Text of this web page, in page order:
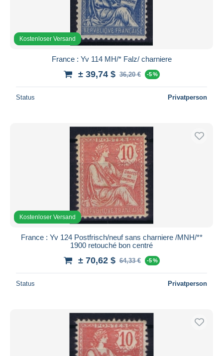
Kostenloser Versand
France : Yv 114 MH/* Falz/ charniere
± 39,74 $ 36,20 € -5 %
Status Privatperson
Kostenloser Versand
France : Yv 124 Postfrisch/neuf sans charniere /MNH/**
1900 retouché bon centré
± 70,62 $ 64,33 € -5 %
Status Privatperson